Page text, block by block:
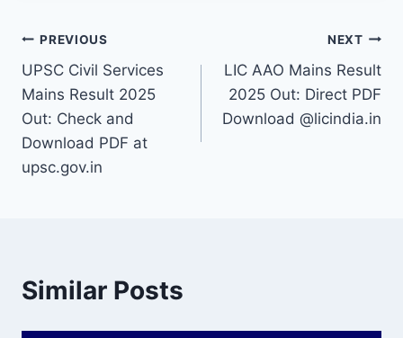
Post
navigation
PREVIOUS
UPSC Civil Services
Mains Result 2025
Out: Check and
Download PDF at
upsc.gov.in
NEXT
LIC AAO Mains Result
2025 Out: Direct PDF
Download @licindia.in
Similar Posts